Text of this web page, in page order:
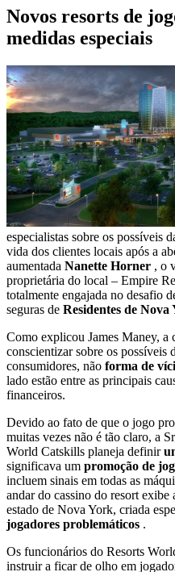
Novos resorts de
medidas especiais
especialistas sobre os possíveis
vida dos clientes locais após a
aumentada Nanette Horner , o
proprietária do local – Empire
totalmente engajada no desafio
seguras de Residentes de
Como explicou James Maney, a
conscientizar sobre os possíveis
consumidores, não forma de
lado estão entre as principais
financeiros.
Devido ao fato de que o jogo
muitas vezes não é tão claro, a
World Catskills planeja definir
significava um promoção de
incluem sinais em todas as
andar do cassino do resort
estado de Nova York, criada
jogadores problemáticos .
Os funcionários do Resorts
instruir a ficar de olho em